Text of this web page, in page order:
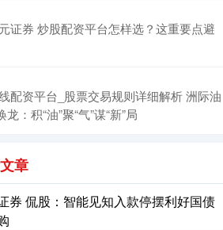
证券 炒股配资平台怎样选？这重要点避
配资平台_股票交易规则详细解析 洲际油
龙：积“油”聚“气”谋“新”局
章
券 侃股：智能见知入款停摆利好国债